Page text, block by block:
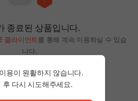
종료된 상품입니다.
클라이언트를 통해 계속 이용하실 수 있습
니다.
홈으로
용이 원활하지 않습니다.
후 다시 시도해주세요.